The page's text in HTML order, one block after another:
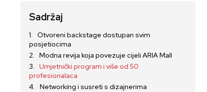
Sadržaj
Otvoreni backstage dostupan svim
posjetiocima
Modna revija koja povezuje cijeli ARIA Mall
Umjetnički program i više od 50
profesionalaca
Networking i susreti s dizajnerima